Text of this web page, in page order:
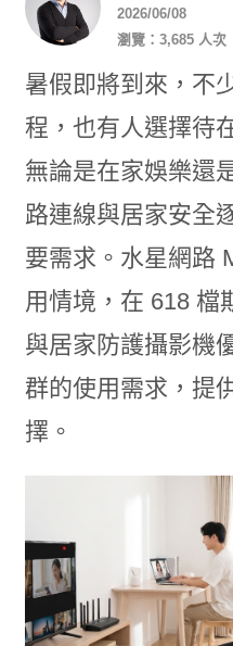
2026/06/08
瀏覽：3,685 人次
暑假即將到來，不
程，也有人選擇待
無論是在家娛樂還
路連線與居家安全
要需求。水星網路
用情境，在 618 檔
與居家防護攝影機
群的使用需求，提
擇。